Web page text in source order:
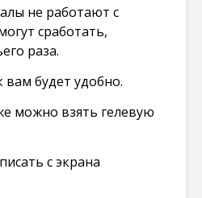
не работают с
сработать,
раза.
будет удобно.
можно взять гелевую
с экрана